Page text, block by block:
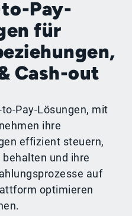
Pay-
für
Cash-out
Pay-Lösungen, mit
ihre
effizient steuern,
und ihre
auf
optimieren